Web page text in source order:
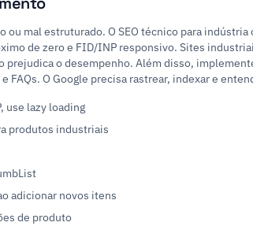
mal estruturado. O SEO técnico para
de zero e FID/INP responsivo. Sites
o desempenho. Além disso,
FAQs. O Google precisa rastrear, indexar e
use lazy loading
produtos industriais
adicionar novos itens
de produto